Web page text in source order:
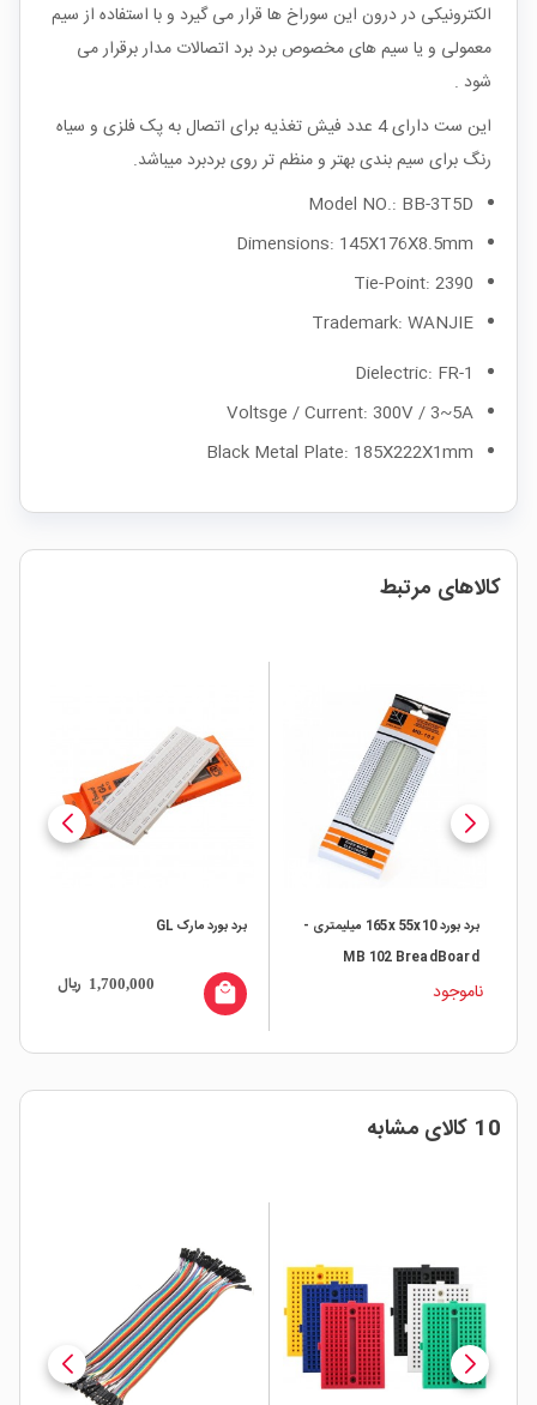
الکترونیکی در درون این سوراخ ها قرار می گیرد و با استفاده از سیم
معمولی و یا سیم های مخصوص برد برد اتصالات مدار برقرار می
شود .
این ست دارای 4 عدد فیش تغذیه برای اتصال به پک فلزی و سیاه
رنگ برای سیم بندی بهتر و منظم تر روی بردبرد میباشد.
Model NO.: BB-3T5D
Dimensions: 145X176X8.5mm
Tie-Point: 2390
Trademark: WANJIE
Dielectric: FR-1
Voltsge / Current: 300V / 3~5A
Black Metal Plate: 185X222X1mm
کالاهای مرتبط
برد بورد 165x 55x10 میلیمتری -
MB 102 BreadBoard
ناموجود
برد بورد مارک GL
1,700,000 ریال local_mall
10 کالای مشابه